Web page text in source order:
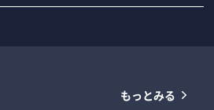
もっとみる